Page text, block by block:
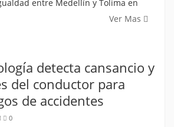
entre Medellín y Tolima en
Ver Mas
detecta cansancio y
del conductor para
de accidentes
0